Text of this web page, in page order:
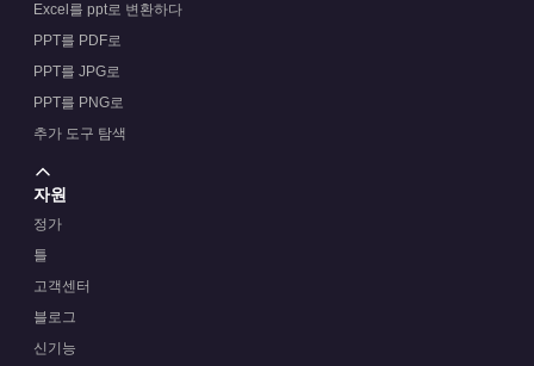
Excel를 ppt로 변환하다
PPT를 PDF로
PPT를 JPG로
PPT를 PNG로
추가 도구 탐색
자원
정가
틀
고객센터
블로그
신기능